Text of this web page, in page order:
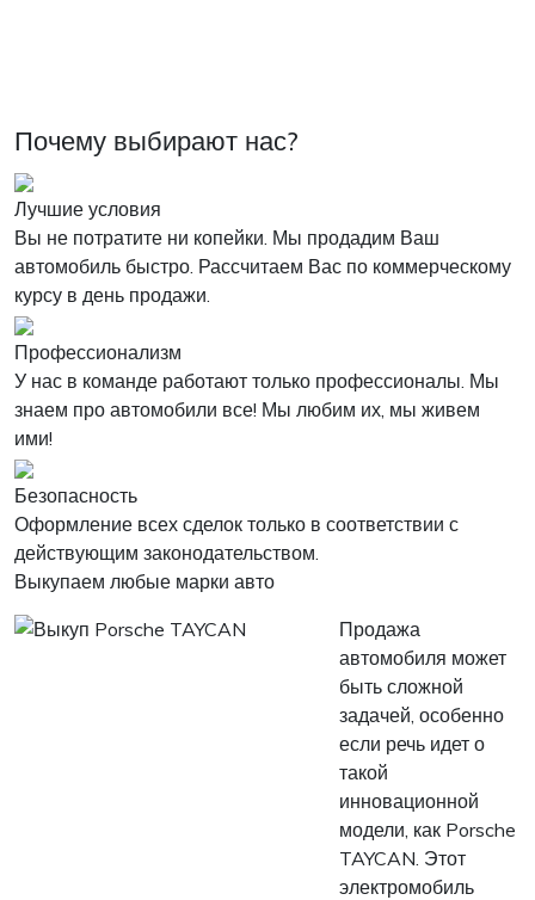
Почему выбирают нас?
Лучшие условия
Вы не потратите ни копейки. Мы продадим Ваш
автомобиль быстро. Рассчитаем Вас по коммерческому
курсу в день продажи.
Профессионализм
У нас в команде работают только профессионалы. Мы
знаем про автомобили все! Мы любим их, мы живем
ими!
Безопасность
Оформление всех сделок только в соответствии с
действующим законодательством.
Выкупаем любые марки авто
Продажа
автомобиля может
быть сложной
задачей, особенно
если речь идет о
такой
инновационной
модели, как Porsche
TAYCAN. Этот
электромобиль